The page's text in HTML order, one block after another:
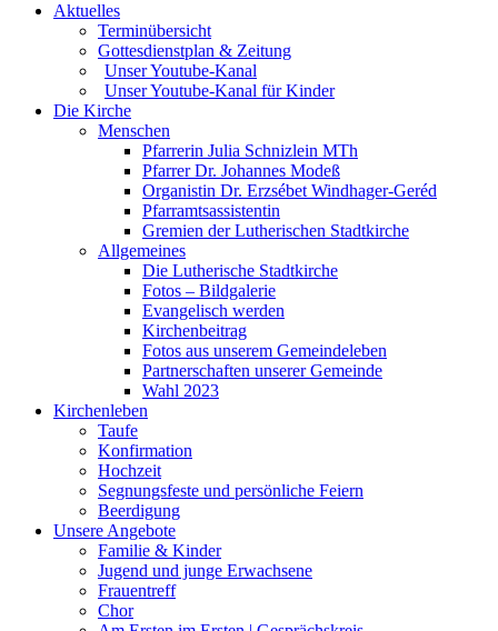
Aktuelles
Terminübersicht
Gottesdienstplan & Zeitung
Unser Youtube-Kanal
Unser Youtube-Kanal für Kinder
Die Kirche
Menschen
Pfarrerin Julia Schnizlein MTh
Pfarrer Dr. Johannes Modeß
Organistin Dr. Erzsébet Windhager-Geréd
Pfarramtsassistentin
Gremien der Lutherischen Stadtkirche
Allgemeines
Die Lutherische Stadtkirche
Fotos – Bildgalerie
Evangelisch werden
Kirchenbeitrag
Fotos aus unserem Gemeindeleben
Partnerschaften unserer Gemeinde
Wahl 2023
Kirchenleben
Taufe
Konfirmation
Hochzeit
Segnungsfeste und persönliche Feiern
Beerdigung
Unsere Angebote
Familie & Kinder
Jugend und junge Erwachsene
Frauentreff
Chor